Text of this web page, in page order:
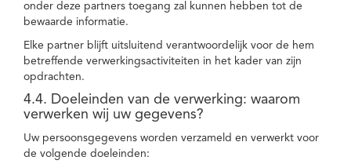
onder deze partners toegang zal kunnen hebben tot de
bewaarde informatie.
Elke partner blijft uitsluitend verantwoordelijk voor de hem
betreffende verwerkingsactiviteiten in het kader van zijn
opdrachten.
4.4. Doeleinden van de verwerking: waarom
verwerken wij uw gegevens?
Uw persoonsgegevens worden verzameld en verwerkt voor
de volgende doeleinden: